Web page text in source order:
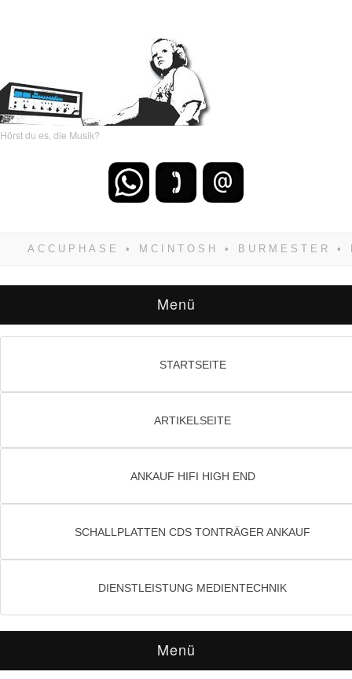
Hörst du es, die Musik?
zwangsläufig siegen! Und noch was: Hifi
Menü
STARTSEITE
ARTIKELSEITE
ANKAUF HIFI HIGH END
SCHALLPLATTEN CDS TONTRÄGER ANKAUF
DIENSTLEISTUNG MEDIENTECHNIK
Menü